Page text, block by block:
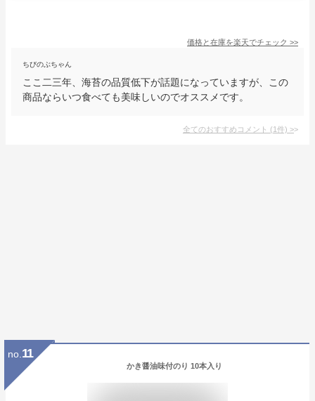
価格と在庫を楽天でチェック >>
ちびのぶちゃん
ここ二三年、海苔の品質低下が話題になっていますが、この
商品ならいつ食べても美味しいのでオススメです。
全てのおすすめコメント (1件) >
no. 11
かき醤油味付のり 10本入り